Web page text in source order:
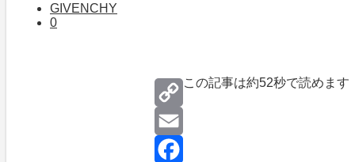
GIVENCHY
0
この記事は約52秒で読めます